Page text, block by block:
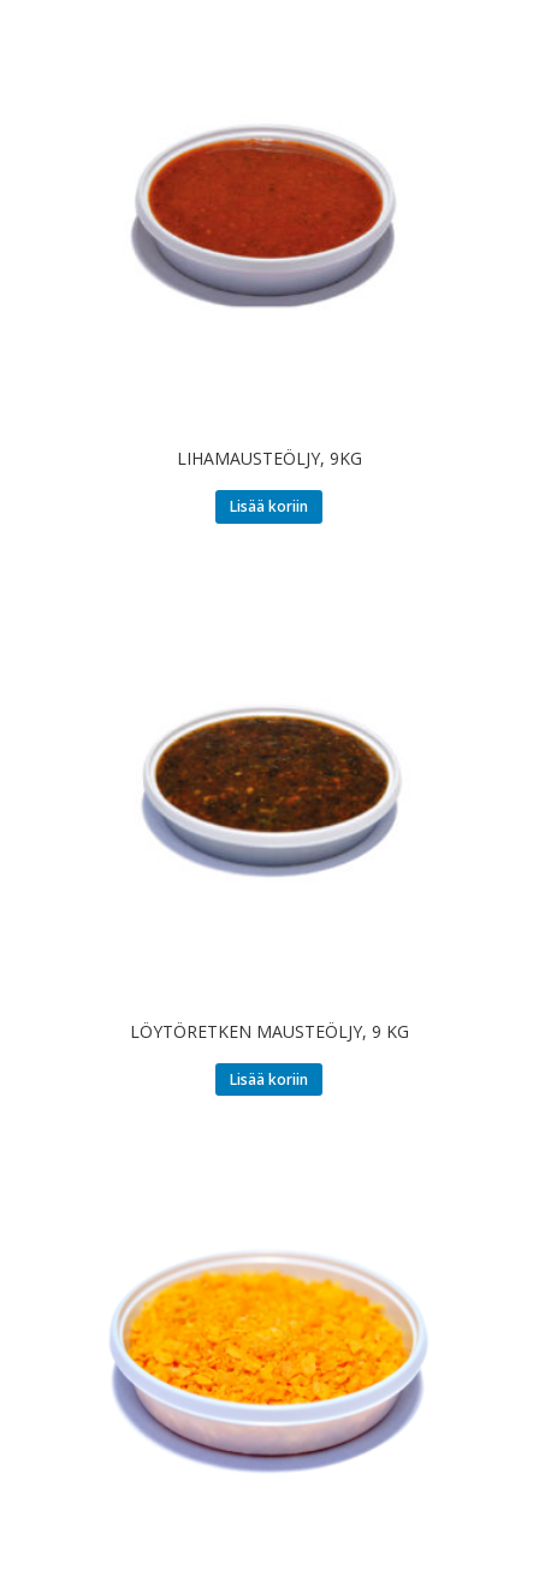
LIHAMAUSTEÖLJY, 9KG
Lisää koriin
LÖYTÖRETKEN MAUSTEÖLJY, 9 KG
Lisää koriin